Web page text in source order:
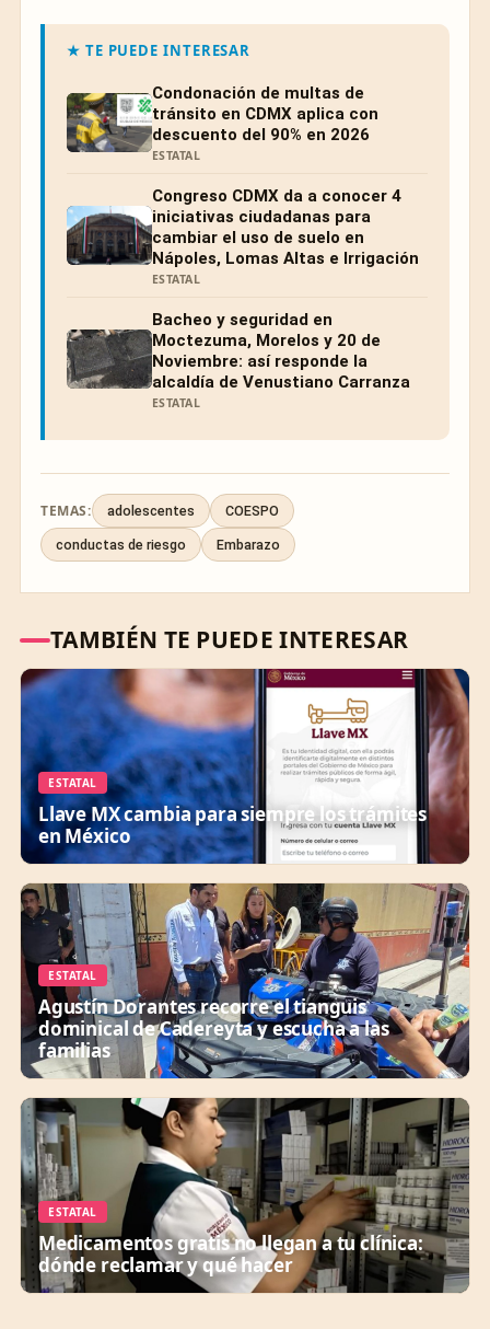
★ TE PUEDE INTERESAR
Condonación de multas de
tránsito en CDMX aplica con
descuento del 90% en 2026
ESTATAL
Congreso CDMX da a conocer 4
iniciativas ciudadanas para
cambiar el uso de suelo en
Nápoles, Lomas Altas e Irrigación
ESTATAL
Bacheo y seguridad en
Moctezuma, Morelos y 20 de
Noviembre: así responde la
alcaldía de Venustiano Carranza
ESTATAL
TEMAS: adolescentes COESPO
conductas de riesgo Embarazo
TAMBIÉN TE PUEDE INTERESAR
ESTATAL
Llave MX cambia para siempre los trámites
en México
ESTATAL
Agustín Dorantes recorre el tianguis
dominical de Cadereyta y escucha a las
familias
ESTATAL
Medicamentos gratis no llegan a tu clínica:
dónde reclamar y qué hacer